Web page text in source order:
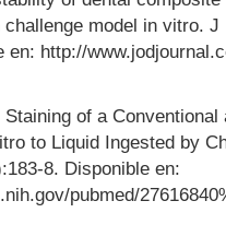
model in vitro.
en: http://
Staining of a
to Liquid Ingested by
8. Disponible en:
pubmed/